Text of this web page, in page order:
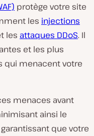
protège votre site
les injections
les attaques DDoS. Il
et les plus
qui menacent votre
menaces avant
ainsi le
que votre